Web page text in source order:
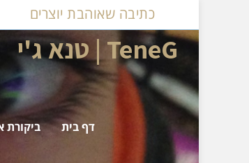
כתיבה שאוהבת יוצרים
TeneG | טנא ג'י
דף בית ביקורת